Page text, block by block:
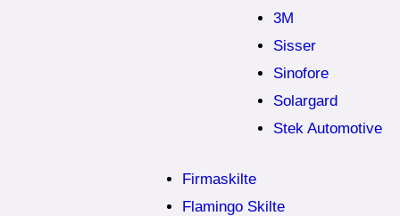
3M
Sisser
Sinofore
Solargard
Stek Automotive
Firmaskilte
Flamingo Skilte